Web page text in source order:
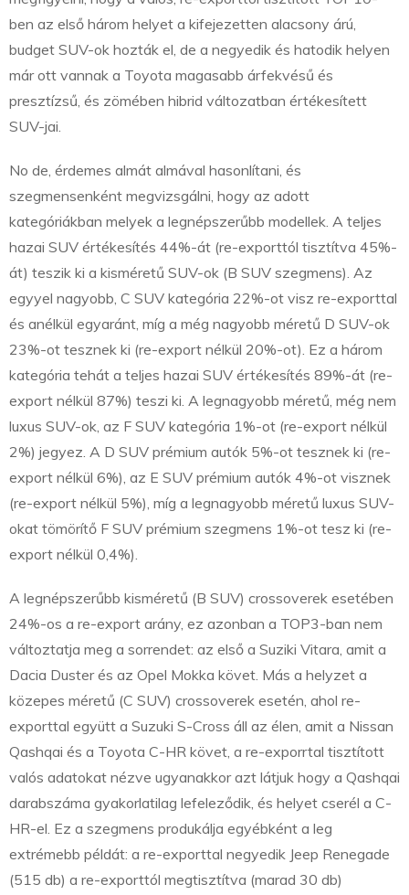
ben az első három helyet a kifejezetten alacsony árú,
budget SUV-ok hozták el, de a negyedik és hatodik helyen
már ott vannak a Toyota magasabb árfekvésű és
presztízsű, és zömében hibrid változatban értékesített
SUV-jai.
No de, érdemes almát almával hasonlítani, és
szegmensenként megvizsgálni, hogy az adott
kategóriákban melyek a legnépszerűbb modellek. A teljes
hazai SUV értékesítés 44%-át (re-exporttól tisztítva 45%-
át) teszik ki a kisméretű SUV-ok (B SUV szegmens). Az
egyyel nagyobb, C SUV kategória 22%-ot visz re-exporttal
és anélkül egyaránt, míg a még nagyobb méretű D SUV-ok
23%-ot tesznek ki (re-export nélkül 20%-ot). Ez a három
kategória tehát a teljes hazai SUV értékesítés 89%-át (re-
export nélkül 87%) teszi ki. A legnagyobb méretű, még nem
luxus SUV-ok, az F SUV kategória 1%-ot (re-export nélkül
2%) jegyez. A D SUV prémium autók 5%-ot tesznek ki (re-
export nélkül 6%), az E SUV prémium autók 4%-ot visznek
(re-export nélkül 5%), míg a legnagyobb méretű luxus SUV-
okat tömörítő F SUV prémium szegmens 1%-ot tesz ki (re-
export nélkül 0,4%).
A legnépszerűbb kisméretű (B SUV) crossoverek esetében
24%-os a re-export arány, ez azonban a TOP3-ban nem
változtatja meg a sorrendet: az első a Suziki Vitara, amit a
Dacia Duster és az Opel Mokka követ. Más a helyzet a
közepes méretű (C SUV) crossoverek esetén, ahol re-
exporttal együtt a Suzuki S-Cross áll az élen, amit a Nissan
Qashqai és a Toyota C-HR követ, a re-exporrtal tisztított
valós adatokat nézve ugyanakkor azt látjuk hogy a Qashqai
darabszáma gyakorlatilag lefeleződik, és helyet cserél a C-
HR-el. Ez a szegmens produkálja egyébként a leg
extrémebb példát: a re-exporttal negyedik Jeep Renegade
(515 db) a re-exporttól megtisztítva (marad 30 db)